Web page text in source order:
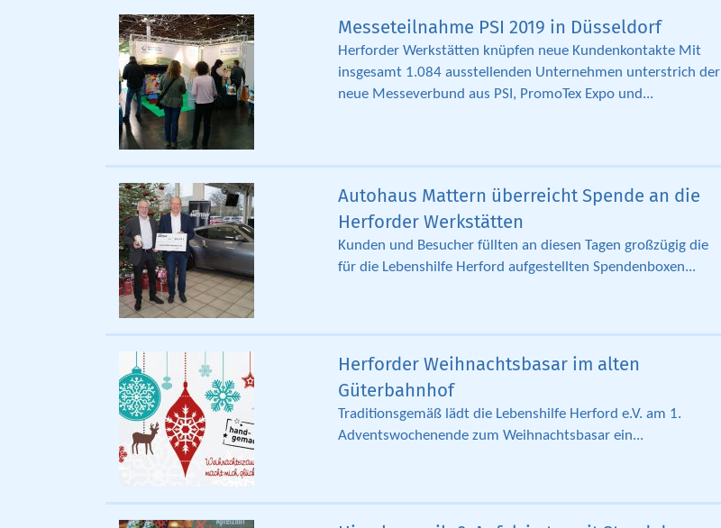
Messeteilnahme PSI 2019 in Düsseldorf
Herforder Werkstätten knüpfen neue Kundenkontakte Mit
insgesamt 1.084 ausstellenden Unternehmen unterstrich der
neue Messeverbund aus PSI, PromoTex Expo und...
Autohaus Mattern überreicht Spende an die
Herforder Werkstätten
Kunden und Besucher füllten an diesen Tagen großzügig die
für die Lebenshilfe Herford aufgestellten Spendenboxen...
Herforder Weihnachtsbasar im alten
Güterbahnhof
Traditionsgemäß lädt die Lebenshilfe Herford e.V. am 1.
Adventswochenende zum Weihnachtsbasar ein...